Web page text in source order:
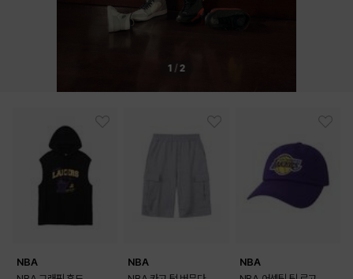
GREEN NAVY
1 / 2
NBA
NBA
NBA